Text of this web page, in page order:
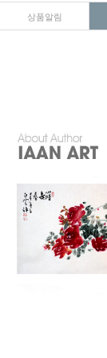
상품알림